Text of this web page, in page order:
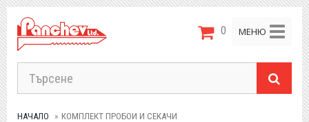
МЕНЮ
Toggle
0
НАЧАЛО КОМПЛЕКТ ПРОБОИ И СЕКАЧИ